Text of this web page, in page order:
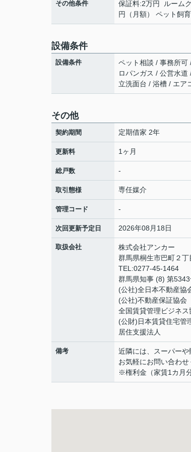
その他条件
保証料:2万円 ルーム
円（月額） ペット飼
設備条件
設備条件
ペット相談 / 事務所可
ロパンガス / 公営水
立洗面台 / 浴槽 / エア
その他
契約期間 定期借家 2年
更新料 1ヶ月
総戸数 -
取引態様 専任媒介
管理コード -
次回更新予定日 2026年08月18日
取扱会社
株式会社アンカー
群馬県桐生市巴町２
TEL:0277-45-1464
群馬県知事 (8) 第
(公社)全日本不動産協
(公社)不動産保証協会
全国賃貸管理ビジネス
(公財)日本賃貸住宅管
居住支援法人
備考
近隣には、スーパー
お気軽にお問い合わ
※権利金（家賃1カ月